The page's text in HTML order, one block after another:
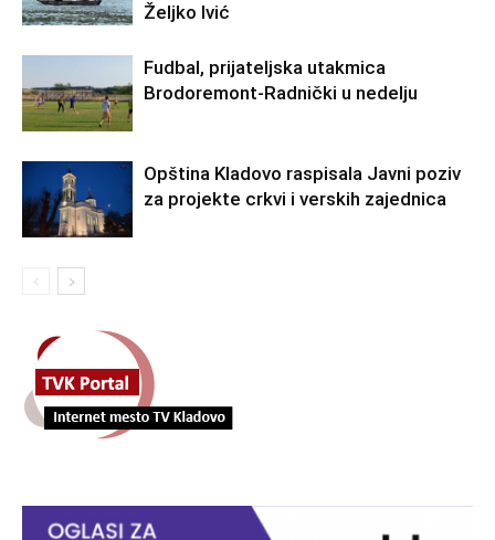
Željko Ivić
Fudbal, prijateljska utakmica
Brodoremont-Radnički u nedelju
Opština Kladovo raspisala Javni poziv
za projekte crkvi i verskih zajednica